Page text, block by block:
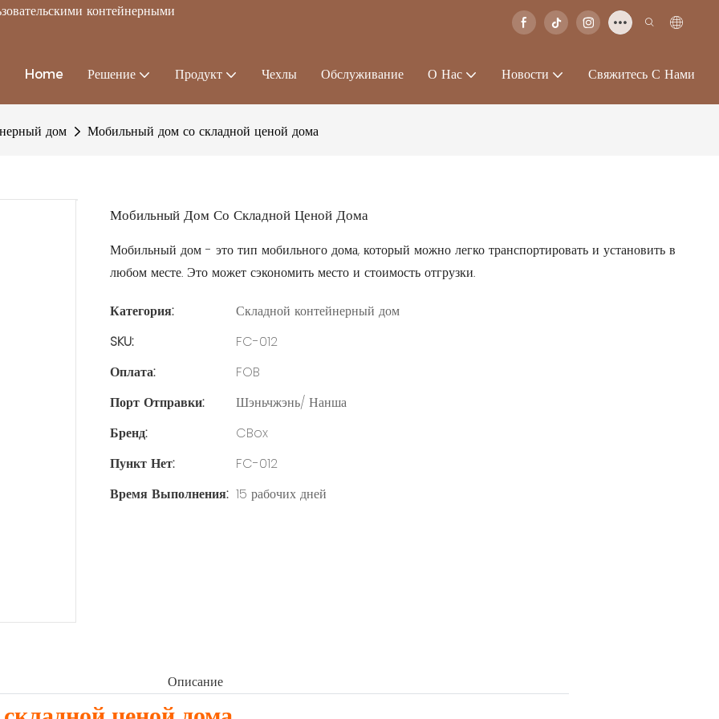
контейнерными
Home Решение Продукт Чехлы Обслуживание О Нас Новости Свяжитесь С Нами
дом Мобильный дом со складной ценой дома
Мобильный Дом Со Складной Ценой Дома
Мобильный дом - это тип мобильного дома, который можно легко транспортировать и установить в
любом месте. Это может сэкономить место и стоимость отгрузки.
Категория:
Складной контейнерный дом
SKU:
FC-012
Оплата:
FOB
Порт Отправки:
Шэньчжэнь/ Нанша
Бренд:
CBox
Пункт Нет:
FC-012
Время Выполнения: 15 рабочих дней
Описание